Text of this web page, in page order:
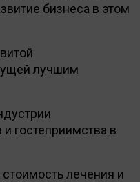
бизнеса в этом
лучшим
гостеприимства в
лечения и